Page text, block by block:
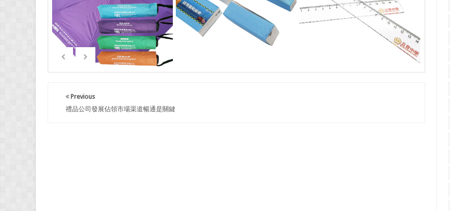
Previous
禮品公司發展佔領市場渠道暢通是關鍵